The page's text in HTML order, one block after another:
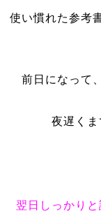
使い慣れた参考
前日になって
夜遅くま
翌日しっかり